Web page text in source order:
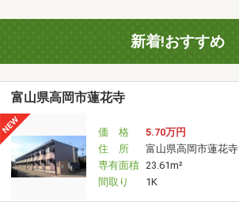
新着!おすすめ
富山県高岡市蓮花寺
価 格
5.70万円
住 所
富山県高岡市蓮花寺
専有面積 23.61m²
間取り
1K